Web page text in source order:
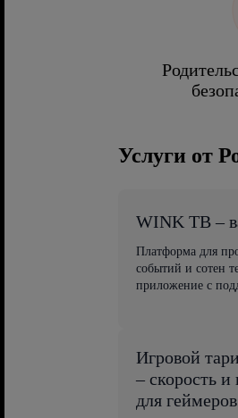
Услуги от
WINK ТВ –
Платформа для
событий и сотен
приложение с
Игровой
– скорость
для геймеров